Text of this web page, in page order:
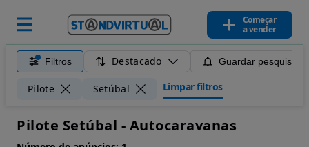
Começar
a vender
Filtros Destacado Guardar pesquisa
Pilote Setúbal Limpar filtros
Pilote Setúbal - Autocaravanas